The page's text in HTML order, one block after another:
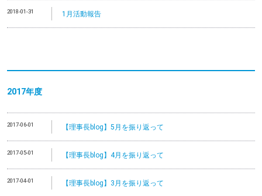
2018-01-31 1月活動報告
2017年度
2017-06-01 【理事長blog】5月を振り返って
2017-05-01 【理事長blog】4月を振り返って
2017-04-01 【理事長blog】3月を振り返って